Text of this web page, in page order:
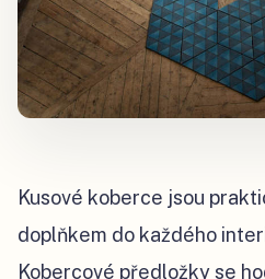
Kusové koberce jsou
doplňkem do každého
Kobercové předložky se